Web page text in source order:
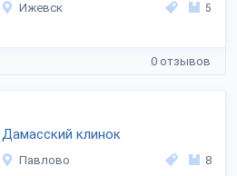
Ижевск 5
0 отзывов
Дамасский клинок
Павлово 8